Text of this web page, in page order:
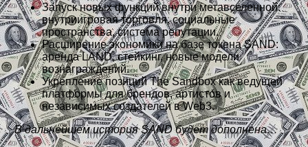
Запуск новых функций внутри метавселенной:
внутриигровая торговля, социальные
пространства, система репутации.
Расширение экономики на базе токена SAND:
аренда LAND, стейкинг, новые модели
вознаграждений.
Укрепление позиций The Sandbox как ведущей
платформы для брендов, артистов и
независимых создателей в Web3.
В дальнейшем история SAND будет дополнена…